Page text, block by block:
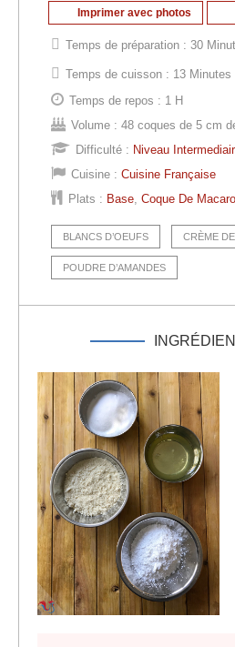
Imprimer avec photos
Temps de préparation : 30
Temps de cuisson : 13 Minutes
Temps de repos : 1 H
Volume : 48 coques de 5 cm
Difficulté : Niveau
Cuisine : Cuisine Française
Plats : Base, Coque De
BLANCS D’OEUFS CRÈME
POUDRE D’AMANDES